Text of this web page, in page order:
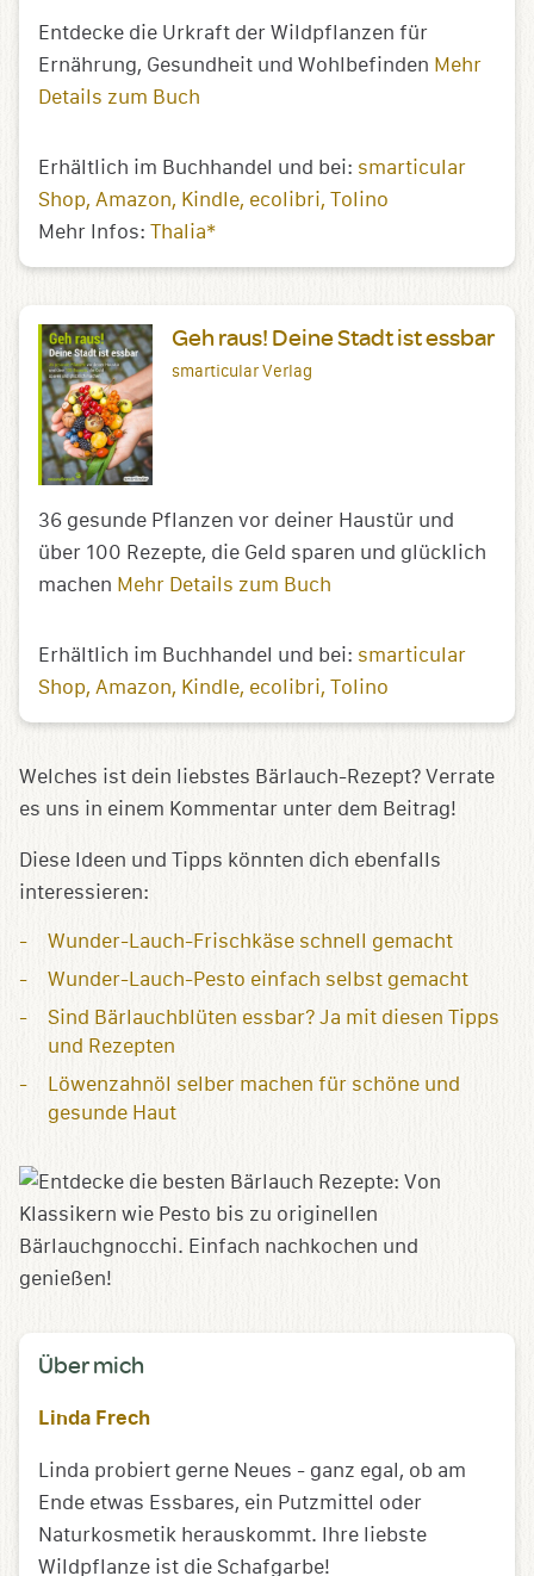
Entdecke die Urkraft der Wildpflanzen für
Ernährung, Gesundheit und Wohlbefinden Mehr
Details zum Buch
Erhältlich im Buchhandel und bei: smarticular
Shop Amazon Kindle ecolibri Tolino
Mehr Infos: Thalia*
Geh raus! Deine Stadt ist essbar
smarticular Verlag
36 gesunde Pflanzen vor deiner Haustür und
über 100 Rezepte, die Geld sparen und glücklich
machen Mehr Details zum Buch
Erhältlich im Buchhandel und bei: smarticular
Shop Amazon Kindle ecolibri Tolino
Welches ist dein liebstes Bärlauch-Rezept? Verrate
es uns in einem Kommentar unter dem Beitrag!
Diese Ideen und Tipps könnten dich ebenfalls
interessieren:
Wunder-Lauch-Frischkäse schnell gemacht
Wunder-Lauch-Pesto einfach selbst gemacht
Sind Bärlauchblüten essbar? Ja mit diesen Tipps
und Rezepten
Löwenzahnöl selber machen für schöne und
gesunde Haut
Über mich
Linda Frech
Linda probiert gerne Neues - ganz egal, ob am
Ende etwas Essbares, ein Putzmittel oder
Naturkosmetik herauskommt. Ihre liebste
Wildpflanze ist die Schafgarbe!